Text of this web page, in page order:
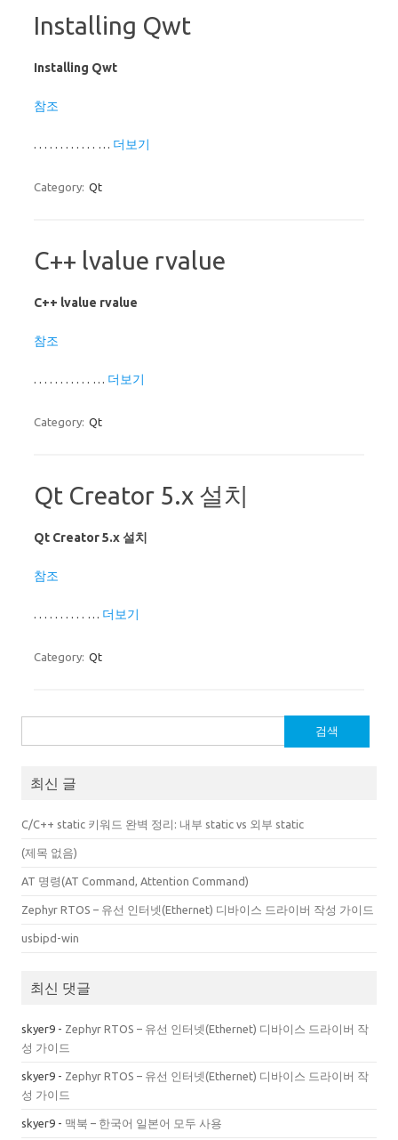
Installing Qwt
Installing Qwt
참조
. . . . . . . . . . . . … 더보기
Category: Qt
C++ lvalue rvalue
C++ lvalue rvalue
참조
. . . . . . . . . . . … 더보기
Category: Qt
Qt Creator 5.x 설치
Qt Creator 5.x 설치
참조
. . . . . . . . . . … 더보기
Category: Qt
색:
최신 글
C/C++ static 키워드 완벽 정리: 내부 static vs 외부 static
(제목 없음)
AT 명령(AT Command, Attention Command)
Zephyr RTOS – 유선 인터넷(Ethernet) 디바이스 드라이버 작성 가이드
usbipd-win
최신 댓글
skyer9 - Zephyr RTOS – 유선 인터넷(Ethernet) 디바이스 드라이버 작
성 가이드
skyer9 - Zephyr RTOS – 유선 인터넷(Ethernet) 디바이스 드라이버 작
성 가이드
skyer9 - 맥북 – 한국어 일본어 모두 사용